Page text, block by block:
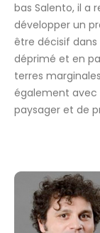
bas Salento, il a
développer un
être décisif dans
déprimé et en
terres
également avec
paysager et de